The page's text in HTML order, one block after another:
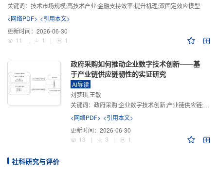
关键词： 技术市场规模;高技术产业;金融支持效率;提升机理;双固定效应模型
<网络PDF> <引用本文>
更新时间： 2026-06-30
11
| 1 | 1
政府采购如何推动企业数字技术创新——基
于产业链供应链韧性的实证研究
AI导读
刘梦琪,王敏
关键词： 政府采购;企业数字技术创新;产业链供应链;产业链供应链韧性;需求侧财政政策
<网络PDF> <引用本文>
更新时间： 2026-06-30
13
| 3 | 1
社科研究与评价